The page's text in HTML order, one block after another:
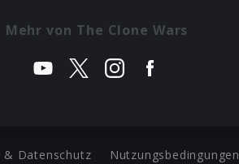
Mehr von The Clone Wars
& Datenschutz Nutzungsbedingungen